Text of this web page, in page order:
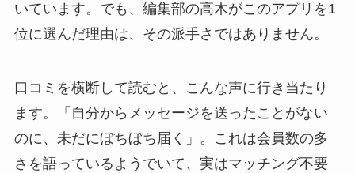
いています。でも、編集部の高木がこのアプリを1
位に選んだ理由は、その派手さではありません。
口コミを横断して読むと、こんな声に行き当たり
ます。「自分からメッセージを送ったことがない
のに、未だにぼちぼち届く」。これは会員数の多
さを語っているようでいて、実はマッチング不要